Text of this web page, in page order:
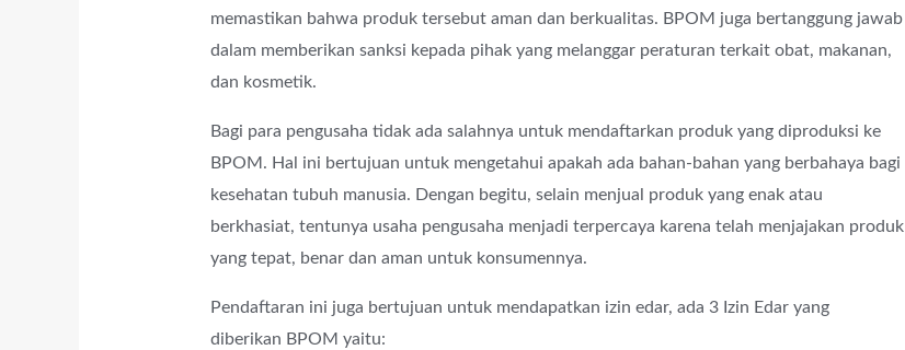
memastikan bahwa produk tersebut aman dan berkualitas. BPOM juga bertanggung jawab
dalam memberikan sanksi kepada pihak yang melanggar peraturan terkait obat, makanan,
dan kosmetik.
Bagi para pengusaha tidak ada salahnya untuk mendaftarkan produk yang diproduksi ke
BPOM. Hal ini bertujuan untuk mengetahui apakah ada bahan-bahan yang berbahaya bagi
kesehatan tubuh manusia. Dengan begitu, selain menjual produk yang enak atau
berkhasiat, tentunya usaha pengusaha menjadi terpercaya karena telah menjajakan produk
yang tepat, benar dan aman untuk konsumennya.
Pendaftaran ini juga bertujuan untuk mendapatkan izin edar, ada 3 Izin Edar yang
diberikan BPOM yaitu: